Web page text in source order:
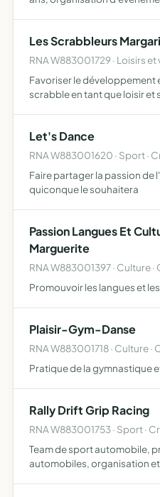
Les Scrabbleurs
RNA W883001729 · Loisirs
Favoriser le développement
scrabble en tant que loisir et
Let's Dance
RNA W883001620 · Sport ·
Faire partager la passion de
quiconque le souhaitera
Passion Langues Et
Marguerite
RNA W883001397 · Culture
Promouvoir les langues et
Plaisir-Gym-Danse
RNA W883001718 · Culture ·
Pratique de la gymnastique
Rally Drift Grip Racing
RNA W883001753 · Sport ·
Team de sport automobile,
automobiles, organisation